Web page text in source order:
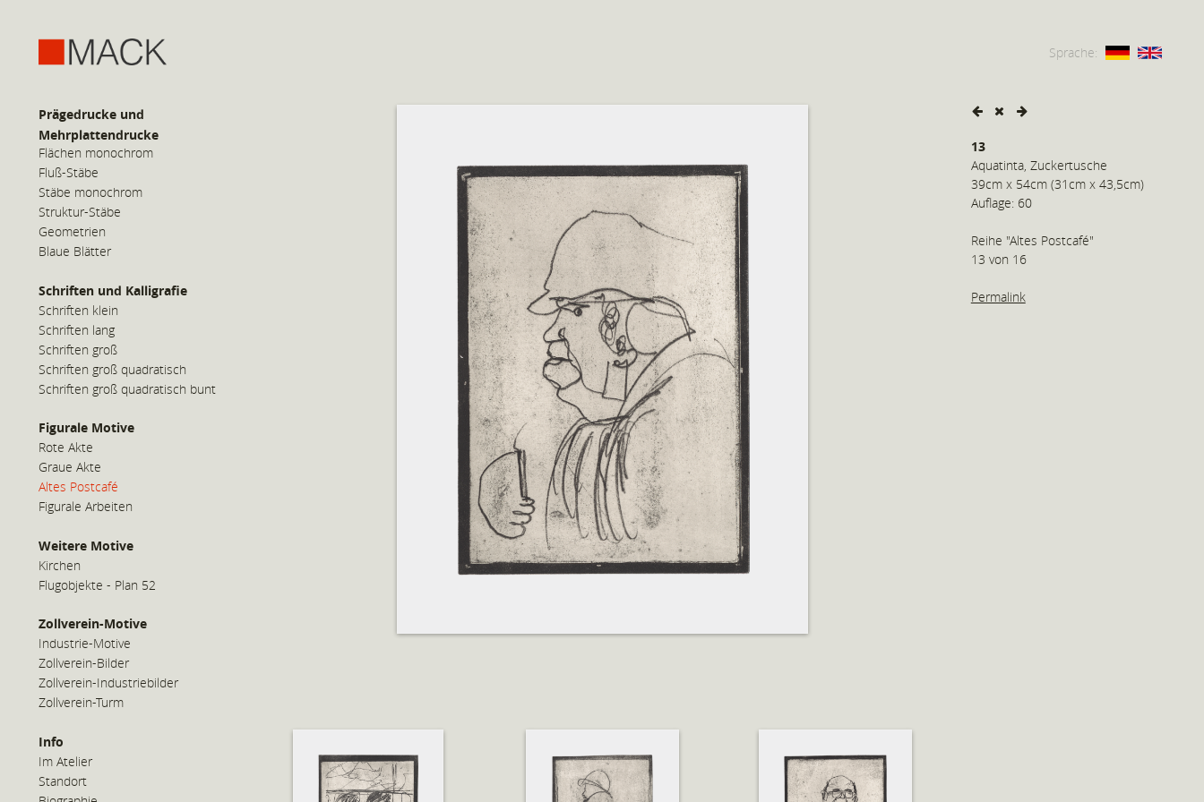
Sprache:
Prägedrucke und
Mehrplattendrucke
Flächen monochrom
Fluß-Stäbe
Stäbe monochrom
Struktur-Stäbe
Geometrien
Blaue Blätter
Schriften und Kalligrafie
Schriften klein
Schriften lang
Schriften groß
Schriften groß quadratisch
Schriften groß quadratisch bunt
Figurale Motive
Rote Akte
Graue Akte
Altes Postcafé
Figurale Arbeiten
Weitere Motive
Kirchen
Flugobjekte - Plan 52
Zollverein-Motive
Industrie-Motive
Zollverein-Bilder
Zollverein-Industriebilder
Zollverein-Turm
Info
Im Atelier
Standort
13
Aquatinta, Zuckertusche
39cm x 54cm (31cm x 43,5cm)
Auflage: 60
Reihe "Altes Postcafé"
13 von 16
Permalink